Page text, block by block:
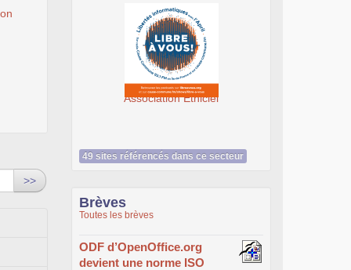
>>
SeenThis - clx_asso_fr
49 sites référencés dans ce secteur
Brèves
Toutes les brèves
ODF d’OpenOffice.org
devient une norme ISO